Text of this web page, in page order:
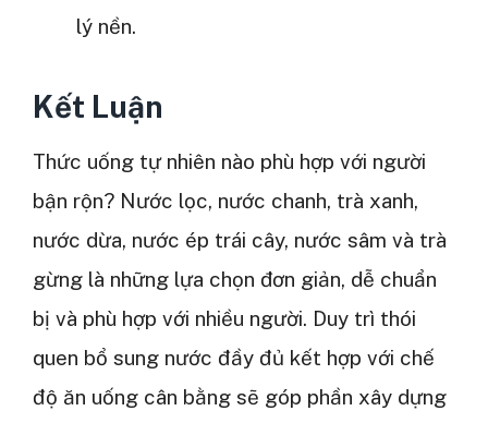
lý nền.
Kết Luận
Thức uống tự nhiên nào phù hợp với người
bận rộn? Nước lọc, nước chanh, trà xanh,
nước dừa, nước ép trái cây, nước sâm và trà
gừng là những lựa chọn đơn giản, dễ chuẩn
bị và phù hợp với nhiều người. Duy trì thói
quen bổ sung nước đầy đủ kết hợp với chế
độ ăn uống cân bằng sẽ góp phần xây dựng